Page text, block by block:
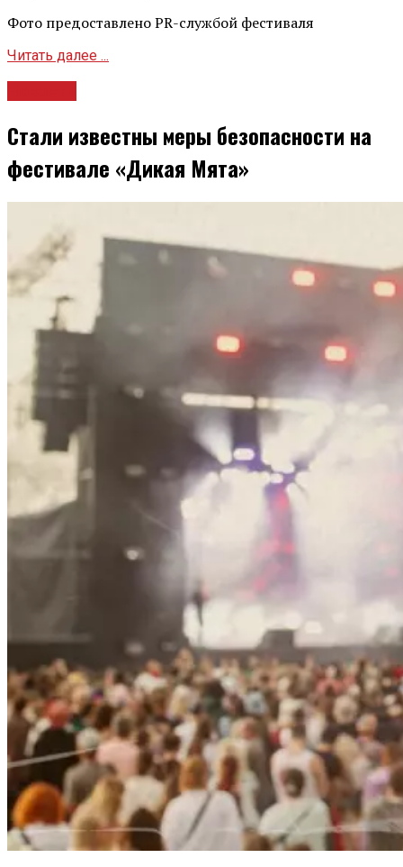
Фото предоставлено PR-службой фестиваля
Читать далее ...
Стали известны меры безопасности на
фестивале «Дикая Мята»